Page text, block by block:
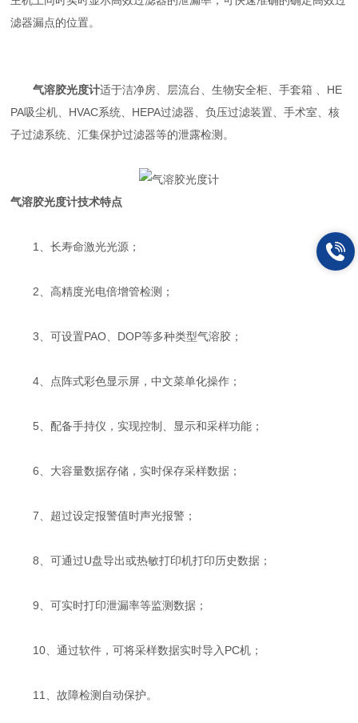
滤器漏点的位置。
气溶胶光度计适于洁净房、层流台、生物安全柜、手套箱 、HE
PA吸尘机、HVAC系统、HEPA过滤器、负压过滤装置、手术室、核
子过滤系统、汇集保护过滤器等的泄露检测。
气溶胶光度计技术特点
1、长寿命激光光源；
2、高精度光电倍增管检测；
3、可设置PAO、DOP等多种类型气溶胶；
4、点阵式彩色显示屏，中文菜单化操作；
5、配备手持仪，实现控制、显示和采样功能；
6、大容量数据存储，实时保存采样数据；
7、超过设定报警值时声光报警；
8、可通过U盘导出或热敏打印机打印历史数据；
9、可实时打印泄漏率等监测数据；
10、通过软件，可将采样数据实时导入PC机；
11、故障检测自动保护。